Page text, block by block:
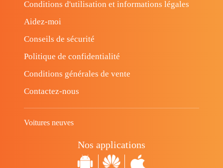
Conditions d'utilisation et informations légales
Aidez-moi
Conseils de sécurité
Politique de confidentialité
Conditions générales de vente
Contactez-nous
Voitures neuves
Nos applications